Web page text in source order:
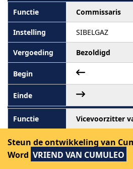
Commissaris
SIBELGAZ
Bezoldigd
Vicevoorzitter
Centre culturel
Steun de ontwikkeling van
Word VRIEND VAN CUMULEO